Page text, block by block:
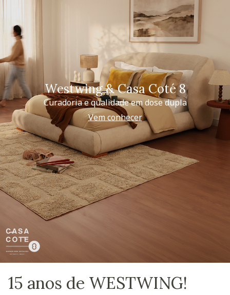
Westwing & Casa Coté 8
Curadoria e qualidade em dose dupla
Vem conhecer
15 anos de WESTWING!